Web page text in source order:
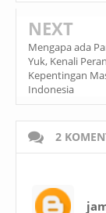
NEXT
Mengapa ada
Yuk, Kenali
Kepentingan
Indonesia
2